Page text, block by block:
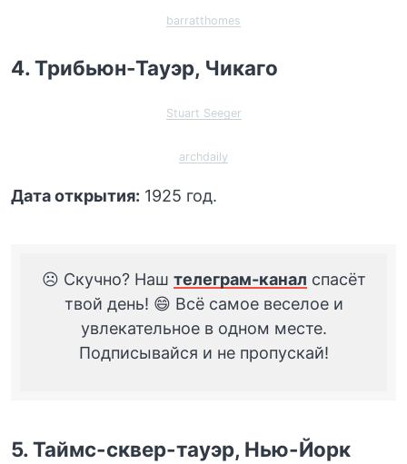
barratthomes
4. Трибьюн-Тауэр, Чикаго
Stuart Seeger
archdaily
Дата открытия: 1925 год.
☹️ Скучно? Наш телеграм-канал спасёт
твой день! 😄 Всё самое веселое и
увлекательное в одном месте.
Подписывайся и не пропускай!
5. Таймс-сквер-тауэр, Нью-Йорк